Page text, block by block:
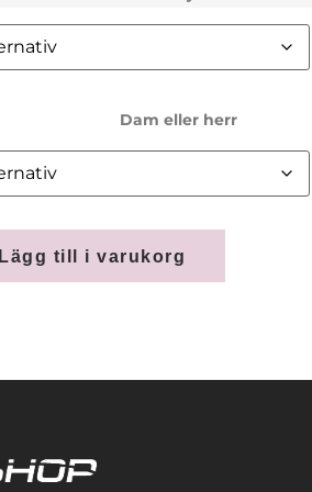
Dam eller herr
Lägg till i varukorg